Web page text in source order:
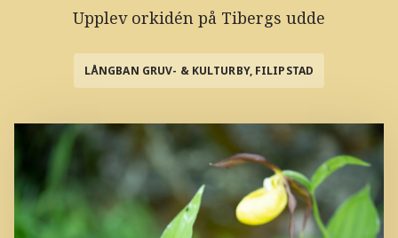
Upplev orkidén på Tibergs udde
LÅNGBAN GRUV- & KULTURBY, FILIPSTAD